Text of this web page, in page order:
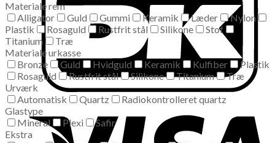
Materiale rem
Alligator
Guld Gummi Keramik Læder
Nylon
Plastik
Rosaguld Rustfrit stål Silikone
Stof
Titanium
Træ
Materiale urkasse
Bronze
Guld Hvidguld Keramik Kulfiber
Plastik
Rosaguld
Rustfrit stål Silikone Titanium
Træ
Urværk
Automatisk
Quartz
Radiokontrolleret quartz
Glastype
Mineral
Plexi
Safir
Ekstra